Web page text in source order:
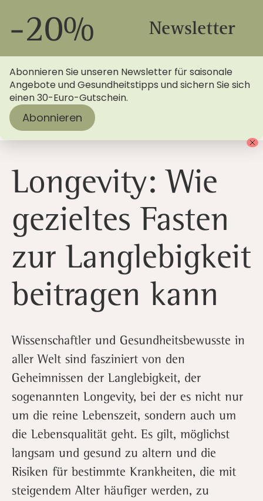
Startseite>Blog> Longevity: Gezieltes Fasten fördert
die Langlebigkeit
Longevity: Wie
gezieltes Fasten
zur Langlebigkeit
beitragen kann
Wissenschaftler und Gesundheitsbewusste in
aller Welt sind fasziniert von den
Geheimnissen der Langlebigkeit, der
sogenannten Longevity, bei der es nicht nur
um die reine Lebenszeit, sondern auch um
die Lebensqualität geht. Es gilt, möglichst
langsam und gesund zu altern und die
Risiken für bestimmte Krankheiten, die mit
steigendem Alter häufiger werden, zu
-20% Newsletter
Abonnieren Sie unseren Newsletter für saisonale
Angebote und Gesundheitstipps und sichern Sie sich
einen 30-Euro-Gutschein.
Abonnieren